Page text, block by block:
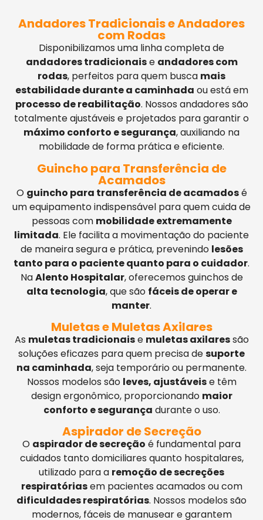
Andadores Tradicionais e Andadores
com Rodas
Disponibilizamos uma linha completa de
andadores tradicionaise andadores com
rodas, perfeitos para quem busca mais
estabilidade durante a caminhada ou está em
processo de reabilitação. Nossos andadores são
totalmente ajustáveis e projetados para garantir o
máximo conforto e segurança, auxiliando na
mobilidade de forma prática e eficiente.
Guincho para Transferência de
Acamados
O guincho para transferência de acamadosé
um equipamento indispensável para quem cuida de
pessoas com mobilidade extremamente
limitada. Ele facilita a movimentação do paciente
de maneira segura e prática, prevenindo lesões
tanto para o paciente quanto para o cuidador.
NaAlento Hospitalar, oferecemos guinchos de
alta tecnologia, que são fáceis de operar e
manter.
Muletas e Muletas Axilares
As muletas tradicionaise muletas axilaressão
soluções eficazes para quem precisa desuporte
na caminhada, seja temporário ou permanente.
Nossos modelos são leves, ajustáveise têm
design ergonômico, proporcionando maior
conforto e segurança durante o uso.
Aspirador de Secreção
O aspirador de secreção é fundamental para
cuidados tanto domiciliares quanto hospitalares,
utilizado para a remoção de secreções
respiratóriasem pacientes acamados ou com
dificuldades respiratórias. Nossos modelos são
modernos, fáceis de manusear e garantem